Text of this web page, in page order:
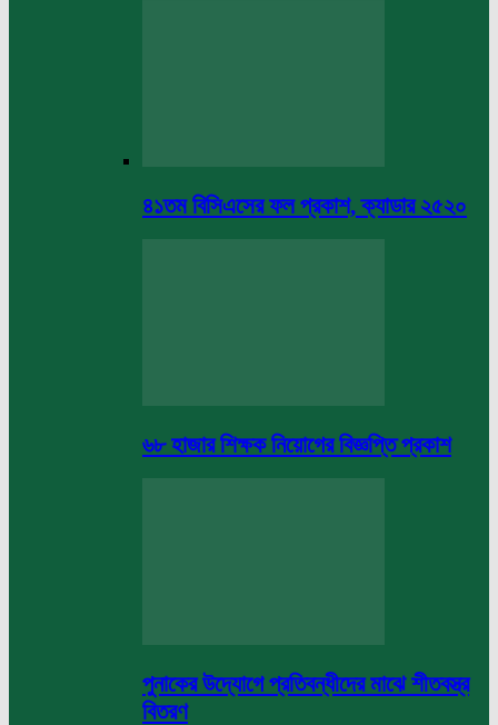
৪১তম বিসিএসের ফল প্রকাশ, ক্যাডার ২৫২০
৬৮ হাজার শিক্ষক নিয়োগের বিজ্ঞপ্তি প্রকাশ
পুনাকের উদ্যোগে প্রতিবন্ধীদের মাঝে শীতবস্ত্র
বিতরণ